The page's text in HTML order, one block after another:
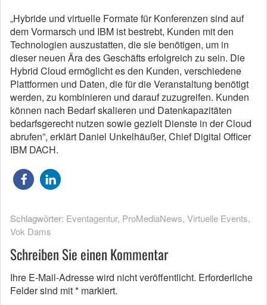
„Hybride und virtuelle Formate für Konferenzen sind auf
dem Vormarsch und IBM ist bestrebt, Kunden mit den
Technologien auszustatten, die sie benötigen, um in
dieser neuen Ära des Geschäfts erfolgreich zu sein. Die
Hybrid Cloud ermöglicht es den Kunden, verschiedene
Plattformen und Daten, die für die Veranstaltung benötigt
werden, zu kombinieren und darauf zuzugreifen. Kunden
können nach Bedarf skalieren und Datenkapazitäten
bedarfsgerecht nutzen sowie gezielt Dienste in der Cloud
abrufen”, erklärt Daniel Unkelhäußer, Chief Digital Officer
IBM DACH.
Schlagwörter: Eventagentur, ProMediaNews, Virtuelle Events,
Vok Dams
Schreiben Sie einen Kommentar
Ihre E-Mail-Adresse wird nicht veröffentlicht. Erforderliche
Felder sind mit* markiert.